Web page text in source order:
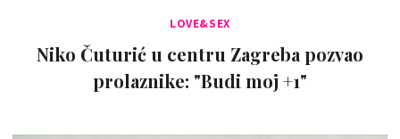
LOVE&SEX
Niko Čuturić u centru Zagreba pozvao
prolaznike: "Budi moj +1"